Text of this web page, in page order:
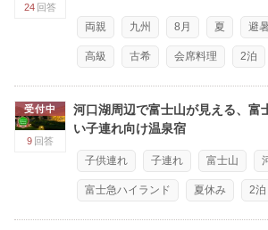
24 回答
両親 九州 8月 夏 避
高級 古希 会席料理 2泊
受付中
9 回答
河口湖周辺で富士山が見える、富
い子連れ向け温泉宿
子供連れ 子連れ 富士山
富士急ハイランド 夏休み 2泊